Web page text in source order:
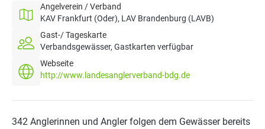
Angelverein / Verband
KAV Frankfurt (Oder), LAV Brandenburg (LAVB)
Gast-/ Tageskarte
Verbandsgewässer, Gastkarten verfügbar
Webseite
http://www.landesanglerverband-bdg.de
342 Anglerinnen und Angler folgen dem Gewässer bereits